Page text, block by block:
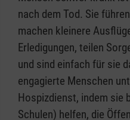
nach dem Tod. Sie
machen kleinere
Erledigungen, teilen
und sind einfach für sie
engagierte Menschen
Hospizdienst, indem sie
Schulen) helfen, die